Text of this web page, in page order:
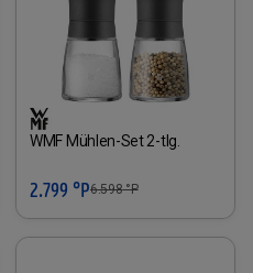
WMF Mühlen-Set 2-tlg.
2.799 °P6.598°P